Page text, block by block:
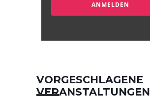
ANMELDEN
VORGESCHLAGENE
VERANSTALTUNGEN